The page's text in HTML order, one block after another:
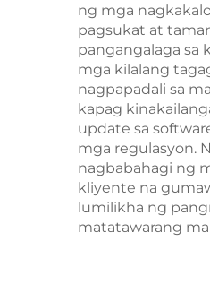
ng mga
pagsukat at
pangangalaga sa
mga kilalang
nagpapadali sa
kapag
update sa
mga regulasyon.
nagbabahagi ng
kliyente na
lumilikha ng
matatawarang